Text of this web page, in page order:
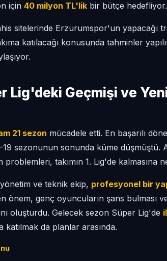
için 40 milyon TL'lik bir bütçe hedefliyor.
sitelerinde Erzurumspor'un yapacağı
katılacağı konusunda tahminler
Lig'deki Geçmişi ve
21 sezon mücadele etti. En başarılı
19 sezonunun sonunda küme düşmüştü.
problemleri, takımın 1. Lig'de kalmasına
ve teknik ekip, profesyonel bir
önem, genç oyuncuların şans bulması
oluşturdu. Gelecek sezon Süper Lig'de
da planlar arasında.